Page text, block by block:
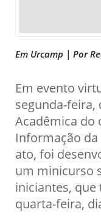
Em Urcamp | Por
Em evento
segunda-feira,
Acadêmica do
Informação da
ato, foi
um minicurso
iniciantes,
quarta-feira,